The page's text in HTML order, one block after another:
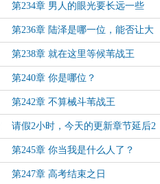
第234章 男人的眼光要长远一些
第236章 陆泽是哪一位，能否让大
家认识一下
第238章 就在这里等候苇战王
第240章 你是哪位？
第242章 不算械斗苇战王
请假2小时，今天的更新章节延后2
点发
第245章 你当我是什么人了？
第247章 高考结束之日